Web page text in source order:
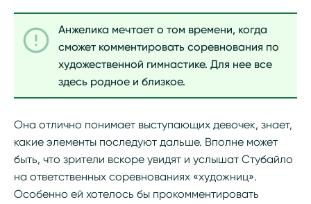
Анжелика мечтает о том времени, когда
сможет комментировать соревнования по
художественной гимнастике. Для нее все
здесь родное и близкое.
Она отлично понимает выступающих девочек, знает,
какие элементы последуют дальше. Вполне может
быть, что зрители вскоре увидят и услышат Стубайло
на ответственных соревнованиях «художниц».
Особенно ей хотелось бы прокомментировать